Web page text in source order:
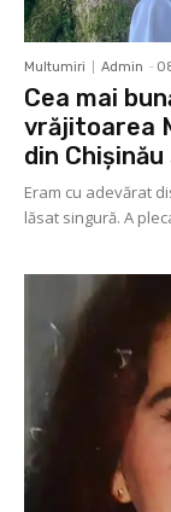
Multumiri Admin -
Cea mai
vrăjitoarea
din
Eram cu adevărat
lăsat singură. A